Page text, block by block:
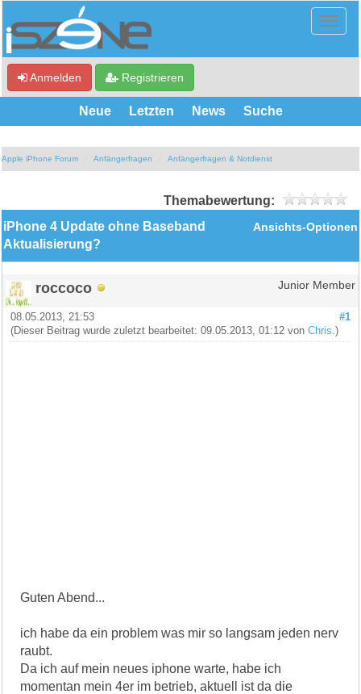
Anmelden Registrieren
Neue Letzten News Suche
Apple iPhone Forum Anfängerfragen Anfängerfragen & Notdienst
Themabewertung:
Ansichts-Optionen
iPhone 4 Update ohne Baseband
Aktualisierung?
roccoco Junior Member
#1
08.05.2013, 21:53
(Dieser Beitrag wurde zuletzt bearbeitet: 09.05.2013, 01:12 vonChris .)
Guten Abend...
ich habe da ein problem was mir so langsam jeden nerv
raubt.
Da ich auf mein neues iphone warte, habe ich
momentan mein 4er im betrieb, aktuell ist da die